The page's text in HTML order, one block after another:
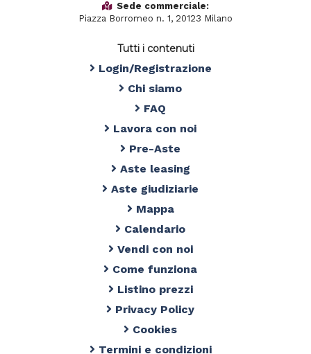
Sede commerciale:
Piazza Borromeo n. 1, 20123 Milano
Tutti i contenuti
Login/Registrazione
Chi siamo
FAQ
Lavora con noi
Pre-Aste
Aste leasing
Aste giudiziarie
Mappa
Calendario
Vendi con noi
Come funziona
Listino prezzi
Privacy Policy
Cookies
Termini e condizioni